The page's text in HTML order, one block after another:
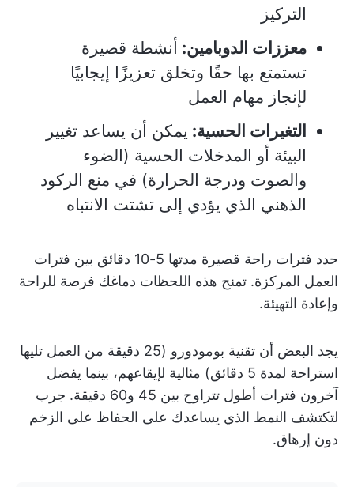
التركيز
معززات الدوبامين: أنشطة قصيرة
تستمتع بها حقًا وتخلق تعزيزًا إيجابيًا
لإنجاز مهام العمل
التغيرات الحسية: يمكن أن يساعد تغيير
البيئة أو المدخلات الحسية (الضوء
والصوت ودرجة الحرارة) في منع الركود
الذهني الذي يؤدي إلى تشتت الانتباه
حدد فترات راحة قصيرة مدتها 5-10 دقائق بين فترات
العمل المركزة. تمنح هذه اللحظات دماغك فرصة للراحة
وإعادة التهيئة.
يجد البعض أن تقنية بومودورو (25 دقيقة من العمل تليها
استراحة لمدة 5 دقائق) مثالية لإيقاعهم، بينما يفضل
آخرون فترات أطول تتراوح بين 45 و60 دقيقة. جرب
لتكتشف النمط الذي يساعدك على الحفاظ على الزخم
دون إرهاق.